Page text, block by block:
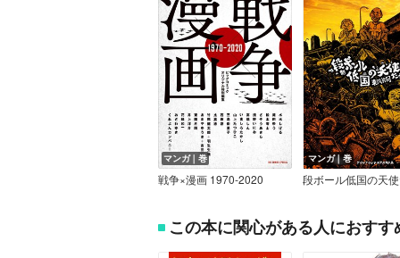
マンガ｜巻
戦争×漫画 1970‐2020
マンガ｜巻
段ボール低国の天
この本に関心がある人におすす